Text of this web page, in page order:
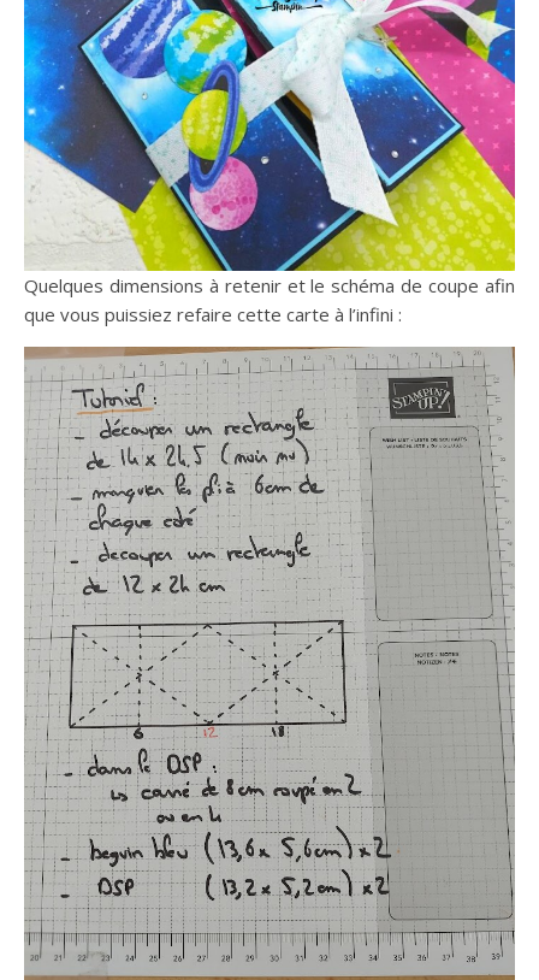
Quelques dimensions à retenir et le schéma de coupe afin
que vous puissiez refaire cette carte à l’infini :